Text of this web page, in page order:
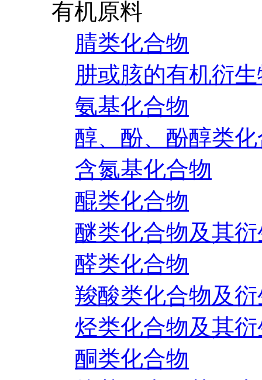
有机原料
腈类化合物
肼或胲的有机衍
氨基化合物
醇、酚、酚醇类
含氮基化合物
醌类化合物
醚类化合物及其
醛类化合物
羧酸类化合物及
烃类化合物及其
酮类化合物